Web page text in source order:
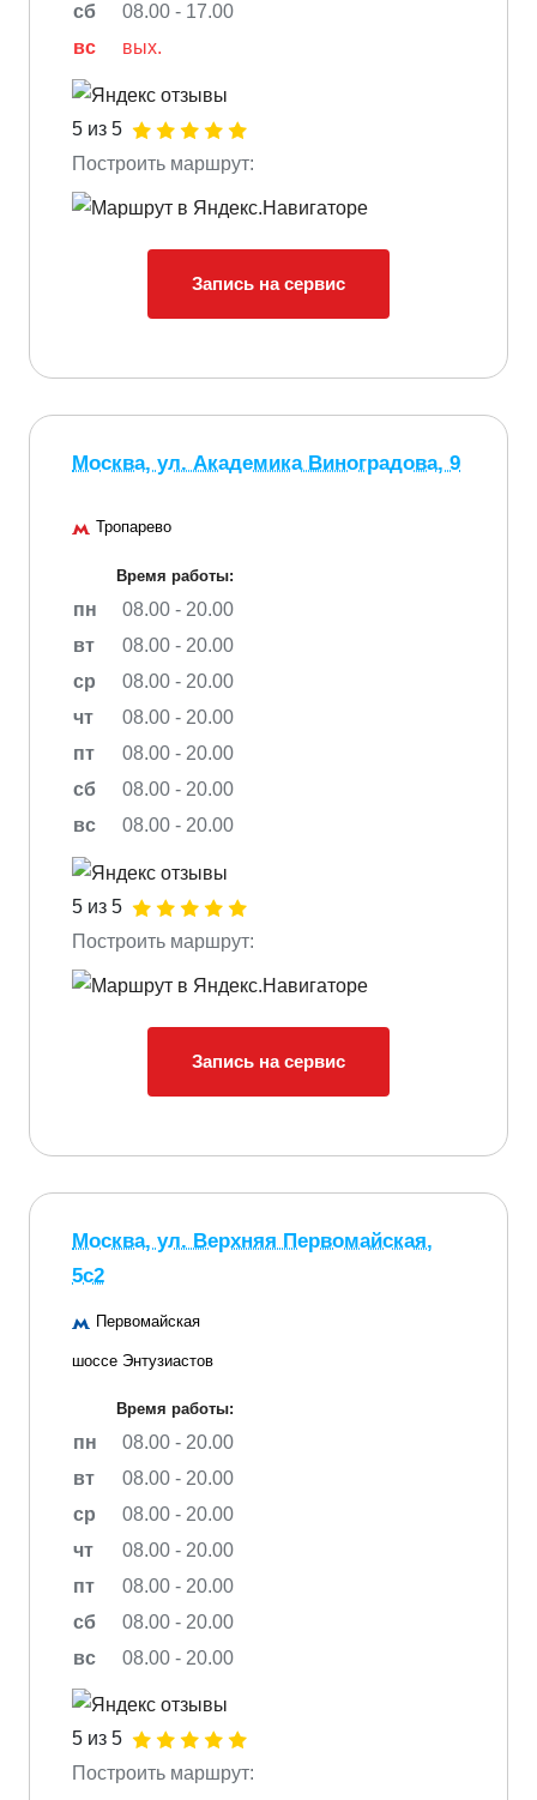
сб
08.00 - 17.00
вс
вых.
5 из 5
Построить маршрут:
Запись на сервис
Москва, ул. Академика Виноградова, 9
Тропарево
Время работы:
пн
08.00 - 20.00
вт
08.00 - 20.00
ср
08.00 - 20.00
чт
08.00 - 20.00
пт
08.00 - 20.00
сб
08.00 - 20.00
вс
08.00 - 20.00
5 из 5
Построить маршрут:
Запись на сервис
Москва, ул. Верхняя Первомайская,
5с2
Первомайская
шоссе Энтузиастов
Время работы:
пн
08.00 - 20.00
вт
08.00 - 20.00
ср
08.00 - 20.00
чт
08.00 - 20.00
пт
08.00 - 20.00
сб
08.00 - 20.00
вс
08.00 - 20.00
5 из 5
Построить маршрут: